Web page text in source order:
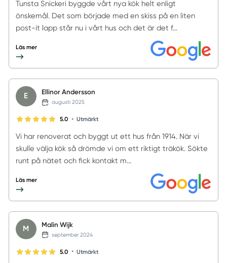
Tunsta Snickeri byggde vårt nya kök helt enligt
önskemål. Det som började med en skiss på en liten
post-it lapp står nu i vårt hus och det är det f...
Läs mer
E Ellinor Andersson
augusti 2025
5.0 • Utmärkt
Vi har renoverat och byggt ut ett hus från 1914. När vi
skulle välja kök så drömde vi om ett riktigt träkök. Sökte
runt på nätet och fick kontakt m...
Läs mer
M Malin Wijk
september 2024
5.0 • Utmärkt